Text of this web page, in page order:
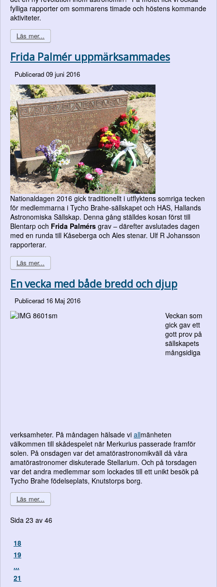
fylliga rapporter om sommarens timade och höstens kommande
aktiviteter.
Läs mer...
Frida Palmér uppmärksammades
Publicerad 09 juni 2016
Nationaldagen 2016 gick traditionellt i utflyktens somriga tecken
för medlemmarna i Tycho Brahe-sällskapet och HAS, Hallands
Astronomiska Sällskap. Denna gång ställdes kosan först till
Blentarp och Frida Palmérs grav – därefter avslutades dagen
med en runda till Kåseberga och Ales stenar. Ulf R Johansson
rapporterar.
Läs mer...
En vecka med både bredd och djup
Publicerad 16 Maj 2016
Veckan som
gick gav ett
gott prov på
sällskapets
mångsidiga
verksamheter. På måndagen hälsade vi allmänheten
välkommen till skådespelet när Merkurius passerade framför
solen. På onsdagen var det amatörastronomikväll då våra
amatörastronomer diskuterade Stellarium. Och på torsdagen
var det andra medlemmar som lockades till ett unikt besök på
Tycho Brahe födelseplats, Knutstorps borg.
Läs mer...
Sida 23 av 46
18
19
...
21